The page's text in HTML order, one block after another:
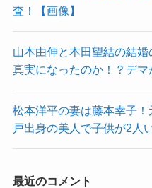
査！【画像】
山本由伸と本田望結の結
真実になったのか！？デマ
松本洋平の妻は藤本幸子
戸出身の美人で子供が2人
最近のコメント